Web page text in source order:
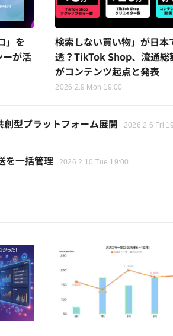
」を
が活
検索しない買い物」が日本
透？TikTok Shop、流通総
がコンテンツ起点と発表
2026.2.9 Mon 19:00
型プラットフォーム展開 2026.2.6 Fri
を一括管理 2026.2.10 Tue 19:00